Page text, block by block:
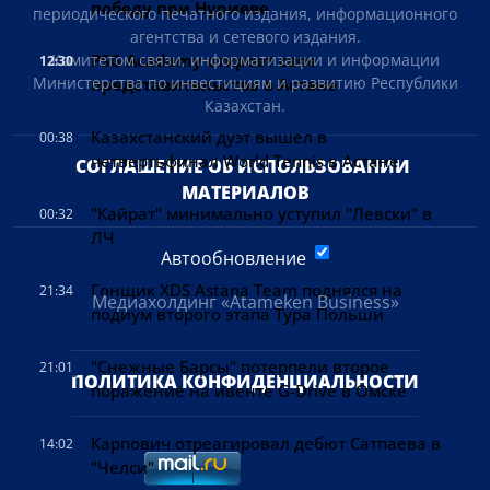
победу при Нуриеве
12:30
PSG Academy откроет свое
представительство в Астане
00:38
Казахстанский дуэт вышел в
четвертьфинал World Tennis в Астане
00:32
"Кайрат" минимально уступил "Левски" в
ЛЧ
21:34
Гонщик XDS Astana Team поднялся на
подиум второго этапа Тура Польши
21:01
"Снежные Барсы" потерпели второе
поражение на ивенте G-Drive в Омске
14:02
Карпович отреагировал дебют Сатпаева в
"Челси"
периодического печатного издания, информационного
агентства и сетевого издания.
Комитетом связи, информатизации и информации
Министерства по инвестициям и развитию Республики
Казахстан.
СОГЛАШЕНИЕ ОБ ИСПОЛЬЗОВАНИИ
МАТЕРИАЛОВ
Автообновление
Медиахолдинг «Atameken Business»
ПОЛИТИКА КОНФИДЕНЦИАЛЬНОСТИ